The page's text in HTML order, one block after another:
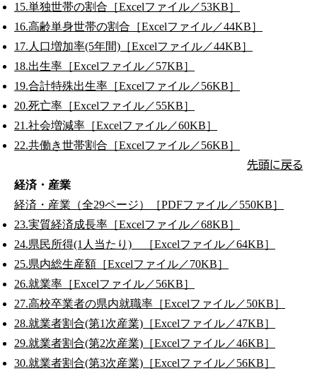
15.単独世帯の割合［Excelファイル／53KB］
16.高齢単身世帯の割合［Excelファイル／44KB］
17.人口増加率(5年間)［Excelファイル／44KB］
18.出生率［Excelファイル／57KB］
19.合計特殊出生率［Excelファイル／56KB］
20.死亡率［Excelファイル／55KB］
21.社会増減率［Excelファイル／60KB］
22.共働き世帯割合［Excelファイル／56KB］
先頭に戻る
経済・産業
経済・産業（全29ページ）［PDFファイル／550KB］
23.実質経済成長率［Excelファイル／68KB］
24.県民所得(1人当たり) ［Excelファイル／64KB］
25.県内総生産額［Excelファイル／70KB］
26.就業率［Excelファイル／56KB］
27.高校卒業者の県内就職率［Excelファイル／50KB］
28.就業者割合(第1次産業)［Excelファイル／47KB］
29.就業者割合(第2次産業)［Excelファイル／46KB］
30.就業者割合(第3次産業)［Excelファイル／56KB］